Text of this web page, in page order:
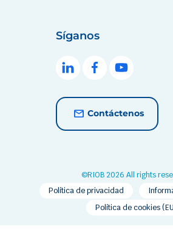
Síganos
Contáctenos
©RIOB 2026 All rights
Política de privacidad
Política de cookies